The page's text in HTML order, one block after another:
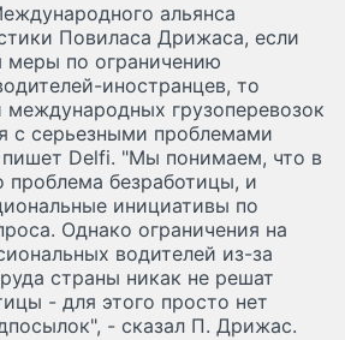
альянса
Повиласа Дрижаса, если
меры по ограничению
иностранцев, то
международных грузоперевозок
с серьезными проблемами
пишет Delfi. "Мы понимаем, что в
проблема безработицы, и
инициативы по
Однако ограничения на
водителей из-за
страны никак не решат
- для этого просто нет
- сказал П. Дрижас.